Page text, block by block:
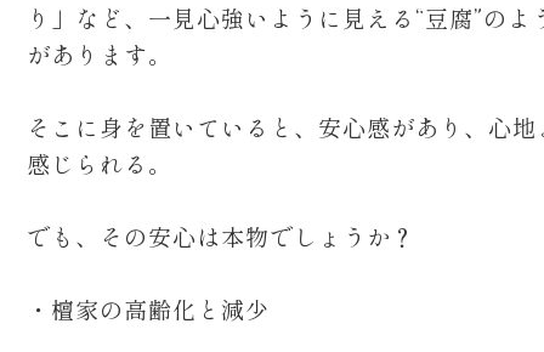
り」など、一見心強いように見える“豆腐”のよ
があります。
そこに身を置いていると、安心感があり、心
感じられる。
でも、その安心は本物でしょうか？
・檀家の高齢化と減少